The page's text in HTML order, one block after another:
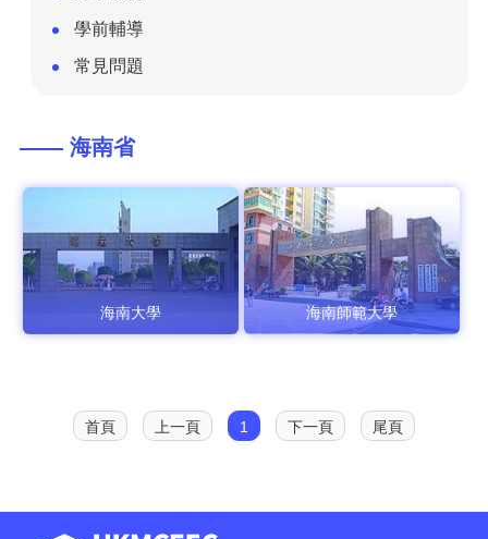
學前輔導
常見問題
—— 海南省
海南大學 海南師範大學
首頁 上一頁 1 下一頁 尾頁